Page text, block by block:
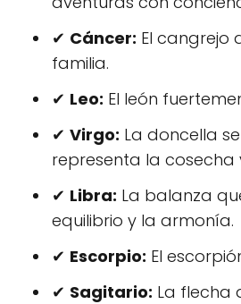
✔ Cáncer: El cangrejo
familia.
✔ Leo: El león
✔ Virgo: La doncella
representa la cosecha
✔ Libra: La balanza
equilibrio y la armonía.
✔ Escorpio: El
✔ Sagitario: La flecha